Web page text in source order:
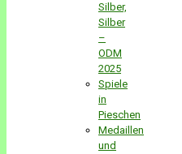
Silber,
Silber
–
ODM
2025
Spiele
in
Pieschen
Medaillen
und